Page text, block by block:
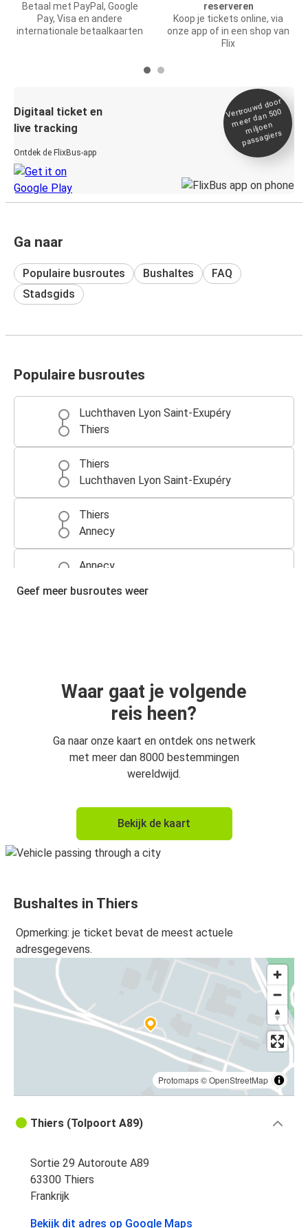
Betaal met PayPal, Google
Pay, Visa en andere
internationale betaalkaarten
reserveren
Koop je tickets online, via
onze app of in een shop van
Flix
Digitaal ticket en
live tracking
Ontdek de FlixBus-app
Vertrou
wd door
meer dan 500
miljoen
passagiers
Ga naar
Populaire busroutes Bushaltes
FAQ
Stadsgids
Populaire busroutes
Luchthaven Lyon Saint-Exupéry
Thiers
Thiers
Luchthaven Lyon Saint-Exupéry
Thiers
Annecy
Annecy
Geef meer busroutes weer
Waar gaat je volgende
reis heen?
Ga naar onze kaart en ontdek ons netwerk
met meer dan 8000 bestemmingen
wereldwijd.
Bekijk de kaart
Bushaltes in Thiers
Opmerking: je ticket bevat de meest actuele
adresgegevens.
Protomaps©OpenStreetMap
Thiers (Tolpoort A89)
Sortie 29 Autoroute A89
63300 Thiers
Frankrijk
Bekijk dit adres op Google Maps